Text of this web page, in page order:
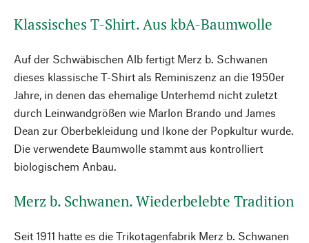
Klassisches T-Shirt. Aus kbA-Baumwolle
Auf der Schwäbischen Alb fertigt Merz b. Schwanen
dieses klassische T-Shirt als Reminiszenz an die 1950er
Jahre, in denen das ehemalige Unterhemd nicht zuletzt
durch Leinwandgrößen wie Marlon Brando und James
Dean zur Oberbekleidung und Ikone der Popkultur wurde.
Die verwendete Baumwolle stammt aus kontrolliert
biologischem Anbau.
Merz b. Schwanen. Wiederbelebte Tradition
Seit 1911 hatte es die Trikotagenfabrik Merz b. Schwanen